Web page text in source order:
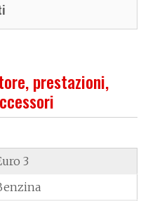
prestazioni,
3